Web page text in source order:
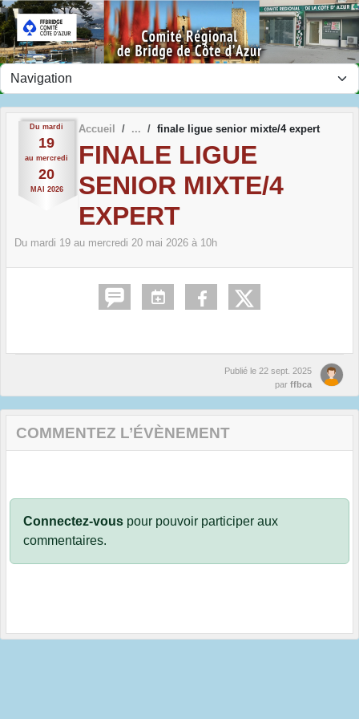
Du mardi
19
au mercredi
20
MAI 2026
Accueil finale ligue senior mixte/4 expert
FINALE LIGUE
SENIOR MIXTE/4
EXPERT
Du mardi 19 au mercredi 20 mai 2026 à 10h
Publié le 22 sept. 2025
par ffbca
COMMENTEZ L’ÉVÈNEMENT
Connectez-vous pour pouvoir participer aux
commentaires.
Panneau de gestion des cookies